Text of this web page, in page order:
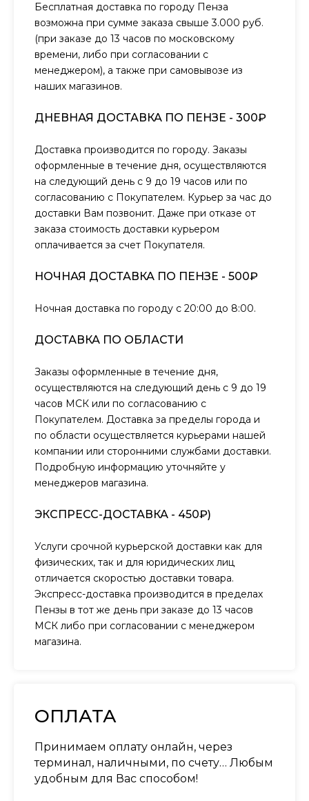
Бесплатная доставка по городу Пенза
возможна при сумме заказа свыше 3.000 руб.
(при заказе до 13 часов по московскому
времени, либо при согласовании с
менеджером), а также при самовывозе из
наших магазинов.
ДНЕВНАЯ ДОСТАВКА ПО ПЕНЗЕ - 300₽
Доставка производится по городу. Заказы
оформленные в течение дня, осуществляются
на следующий день с 9 до 19 часов или по
согласованию с Покупателем. Курьер за час до
доставки Вам позвонит. Даже при отказе от
заказа стоимость доставки курьером
оплачивается за счет Покупателя.
НОЧНАЯ ДОСТАВКА ПО ПЕНЗЕ - 500₽
Ночная доставка по городу с 20:00 до 8:00.
ДОСТАВКА ПО ОБЛАСТИ
Заказы оформленные в течение дня,
осуществляются на следующий день с 9 до 19
часов МСК или по согласованию с
Покупателем. Доставка за пределы города и
по области осуществляется курьерами нашей
компании или сторонними службами доставки.
Подробную информацию уточняйте у
менеджеров магазина.
ЭКСПРЕСС-ДОСТАВКА - 450₽)
Услуги срочной курьерской доставки как для
физических, так и для юридических лиц
отличается скоростью доставки товара.
Экспресс-доставка производится в пределах
Пензы в тот же день при заказе до 13 часов
МСК либо при согласовании с менеджером
магазина.
ОПЛАТА
Принимаем оплату онлайн, через
терминал, наличными, по счету… Любым
удобным для Вас способом!